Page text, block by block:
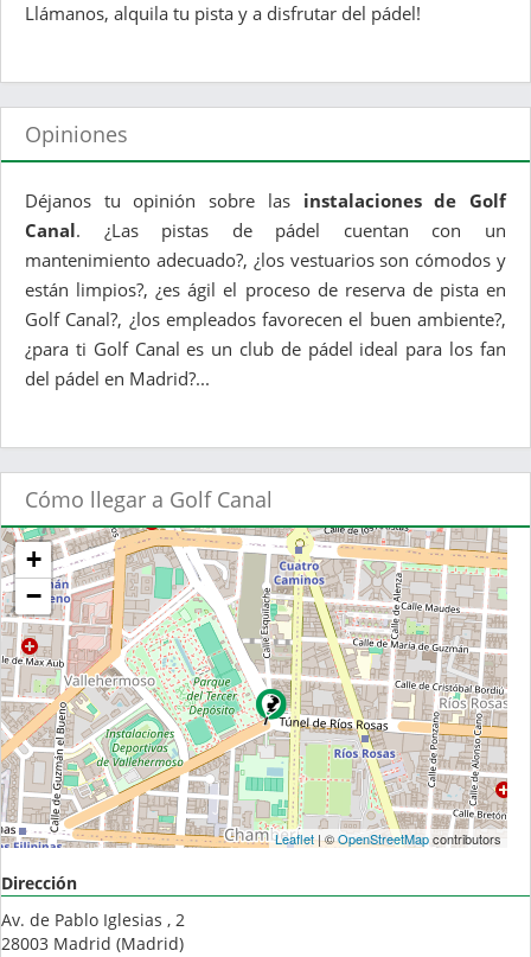
Llámanos, alquila tu pista y a disfrutar del pádel!
Opiniones
Déjanos tu opinión sobre las instalaciones de Golf
Canal. ¿Las pistas de pádel cuentan con un
mantenimiento adecuado?, ¿los vestuarios son cómodos y
están limpios?, ¿es ágil el proceso de reserva de pista en
Golf Canal?, ¿los empleados favorecen el buen ambiente?,
¿para ti Golf Canal es un club de pádel ideal para los fan
del pádel en Madrid?...
Cómo llegar a Golf Canal
+
−
Leaflet| ©OpenStreetMapcontributors
Dirección
Av. de Pablo Iglesias , 2
28003 Madrid (Madrid)